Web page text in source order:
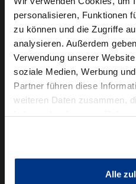
personalisieren, Funktionen
zu können und die Zugriffe
analysieren. Außerdem
Verwendung unserer
soziale Medien, Werbung
Partner führen diese
weiteren Daten zusammen,
Alle